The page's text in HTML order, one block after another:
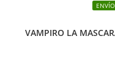
VAMPIRO LA